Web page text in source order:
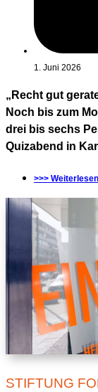
1. Juni 2026
„Recht gut
Noch bis zum
drei bis sechs
Quizabend in
>>> Weiterlesen
STIFTUNG